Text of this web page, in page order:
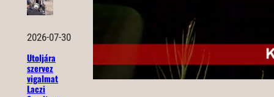
2026-07-30
Utoljára
szervez
vigalmat
Laczi